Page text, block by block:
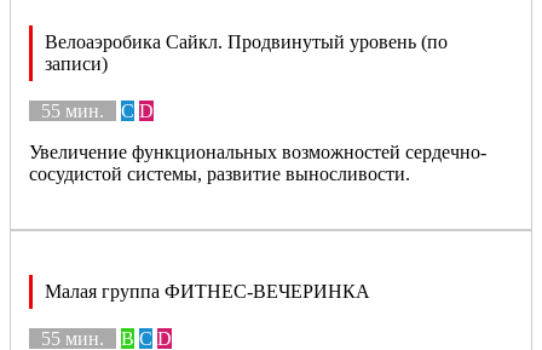
Велоаэробика Сайкл. Продвинутый уровень (по
записи)
55 мин. C D
Увеличение функциональных возможностей сердечно-
сосудистой системы, развитие выносливости.
Малая группа ФИТНЕС-ВЕЧЕРИНКА
55 мин. B C D